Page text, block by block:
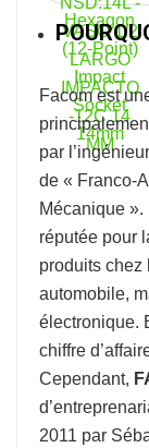
Facomest
par
de « Franco-
Mécanique
réputée pour
produits chez
automobile,
électronique.
chiffre
Cependant,
2011 par